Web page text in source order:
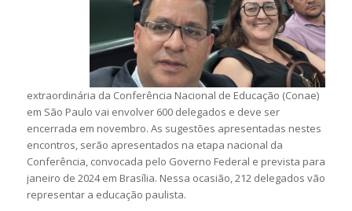
extraordinária da Conferência Nacional de Educação (Conae)
em São Paulo vai envolver 600 delegados e deve ser
encerrada em novembro. As sugestões apresentadas nestes
encontros, serão apresentados na etapa nacional da
Conferência, convocada pelo Governo Federal e prevista para
janeiro de 2024 em Brasília. Nessa ocasião, 212 delegados vão
representar a educação paulista.